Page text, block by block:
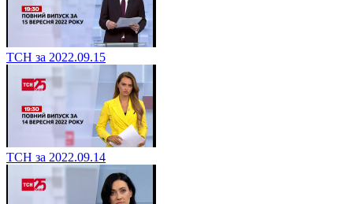
ТСН за 2022.09.15
ТСН за 2022.09.14